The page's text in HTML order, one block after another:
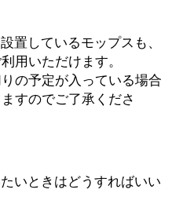
しているモップスも、
用いただけます。
の予定が入っている場合
すのでご了承くださ
いときはどうすればいい